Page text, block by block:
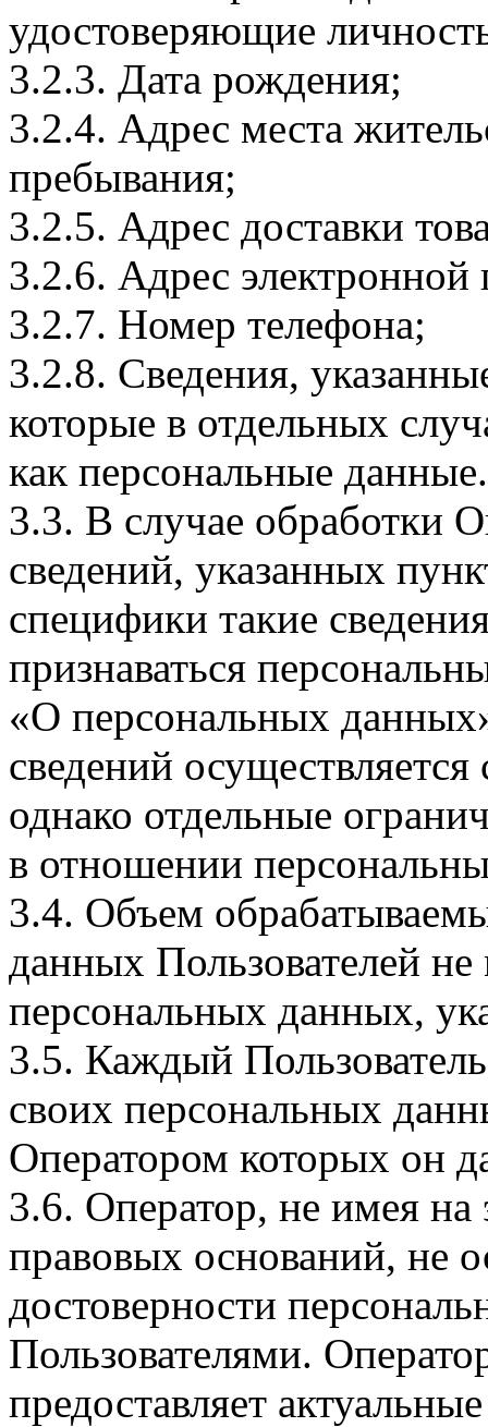
удостоверяющие
3.2.3. Дата рождения;
3.2.4. Адрес места
пребывания;
3.2.5. Адрес доставки
3.2.6. Адрес электронной
3.2.7. Номер телефона;
3.2.8. Сведения,
которые в отдельных
как персональные данные.
3.3. В случае обработки
сведений, указанных
специфики такие
признаваться
«О персональных
сведений
однако отдельные
в отношении
3.4. Объем
данных Пользователей
персональных данных,
3.5. Каждый
своих персональных
Оператором которых он
3.6. Оператор, не имея
правовых оснований, не
достоверности
Пользователями.
предоставляет